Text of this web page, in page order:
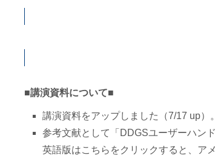
■講演資料について■
講演資料をアップしました（7/17 up）
参考文献として「DDGSユーザーハン
英語版はこちらをクリックすると、ア